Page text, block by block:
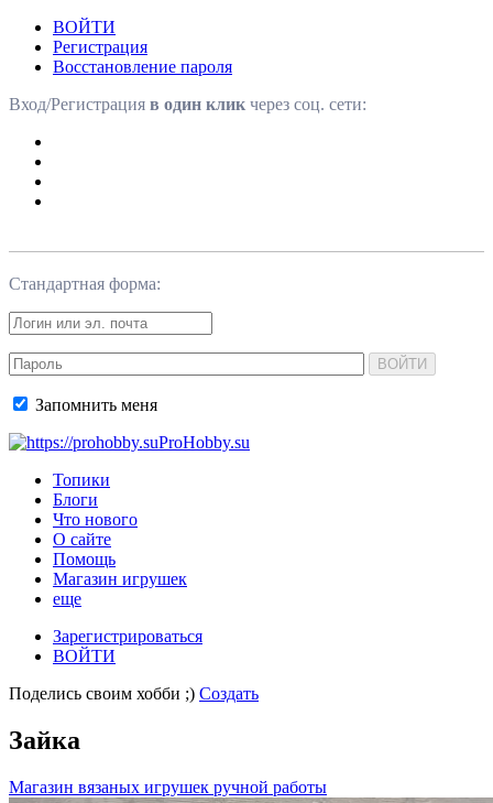
ВОЙТИ
Регистрация
Восстановление пароля
Вход/Регистрация в один клик через соц. сети:
Стандартная форма:
ВОЙТИ
Запомнить меня
ProHobby.su
Топики
Блоги
Что нового
О сайте
Помощь
Магазин игрушек
еще
Зарегистрироваться
ВОЙТИ
Поделись своим хобби ;) Создать
Зайка
Магазин вязаных игрушек ручной работы